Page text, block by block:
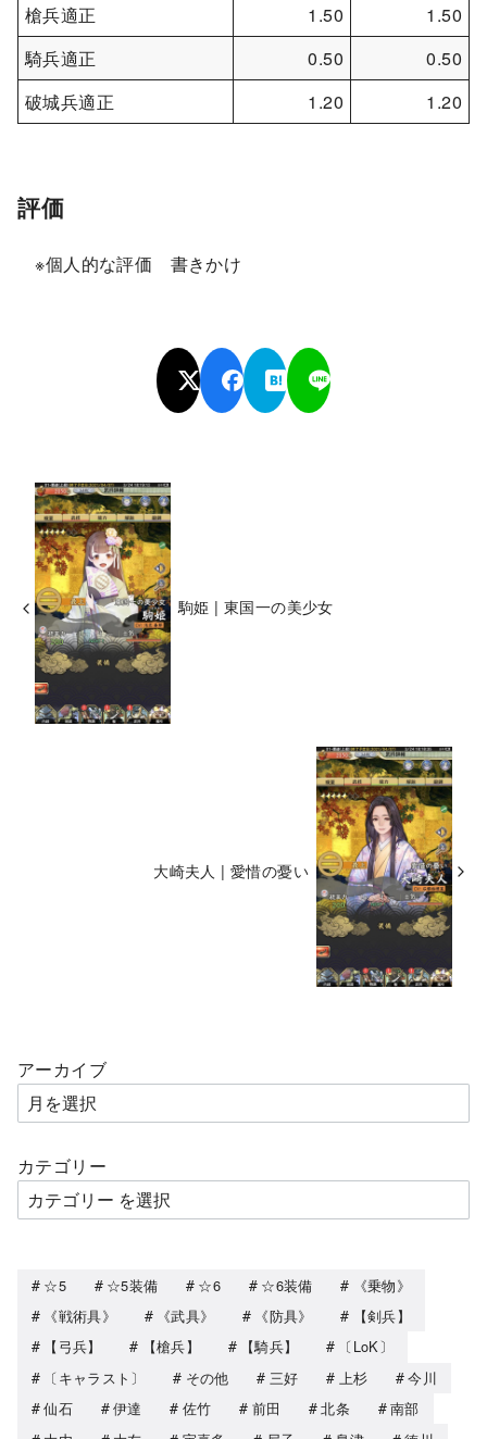
槍兵適正
1.50
1.50
騎兵適正
0.50
0.50
破城兵適正
1.20 1.20
評価
※個人的な評価 書きかけ
駒姫 | 東国一の美少女
大崎夫人 | 愛惜の憂い
アーカイブ
カテゴリー
☆5 ☆5装備 ☆6 ☆6装備
《乗物》
《戦術具》
《武具》 《防具》
【剣兵】
【弓兵】
【槍兵】 【騎兵】
〔LoK〕
〔キャラスト〕
その他 三好 上杉
今川
仙石
伊達 佐竹 前田 北条
南部